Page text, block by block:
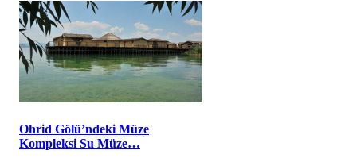
Ohrid Gölü’ndeki Müze
Kompleksi Su Müze…